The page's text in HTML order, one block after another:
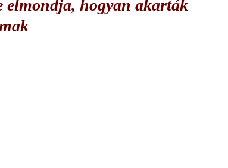
elmondja, hogyan akarták